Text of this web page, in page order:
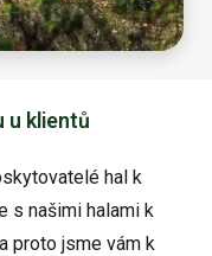
u klientů
hal k
s našimi halami k
proto jsme vám k